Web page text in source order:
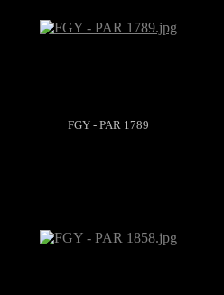
FGY - PAR 1789